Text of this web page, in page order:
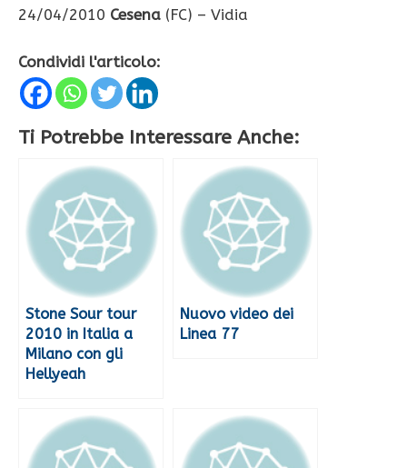
24/04/2010 Cesena (FC) – Vidia
Condividi l'articolo:
Ti Potrebbe Interessare Anche:
Stone Sour tour
2010 in Italia a
Milano con gli
Hellyeah
Nuovo video dei
Linea 77